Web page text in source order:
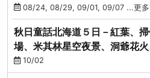
鐵、螃蟹吃到飽
08/24, 08/29, 09/01, 09/07 ...更多
秋日童話北海道５日－紅葉、
場、米其林星空夜景、洞爺花
蟹放題(千/函)
10/02